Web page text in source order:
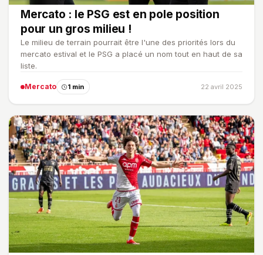
Mercato : le PSG est en pole position
pour un gros milieu !
Le milieu de terrain pourrait être l'une des priorités lors du
mercato estival et le PSG a placé un nom tout en haut de sa
liste.
Mercato 1 min 22 avril 2025